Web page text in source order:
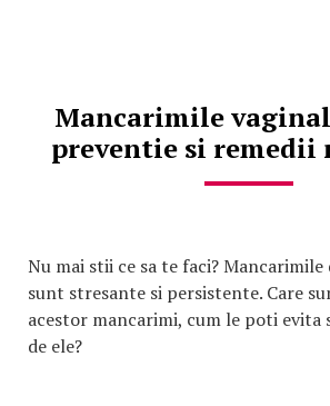
Mancarimile
preventie si remedii
Nu mai stii ce sa te faci?
sunt stresante si persistente. Care
acestor mancarimi, cum le poti evita
de ele?